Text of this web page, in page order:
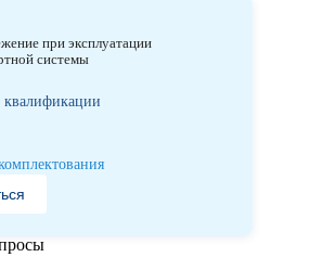
при эксплуатации
системы